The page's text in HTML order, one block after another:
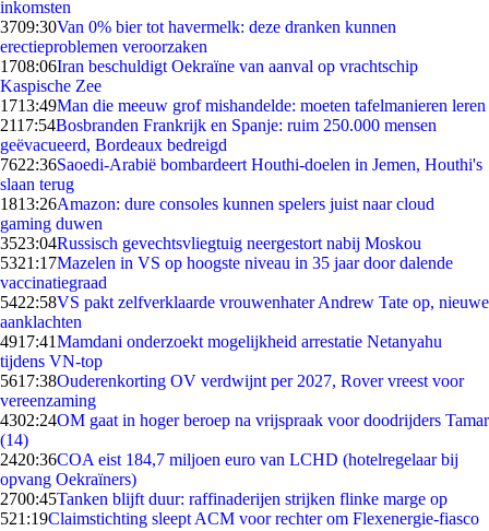
inkomsten
3709:30Van 0% bier tot havermelk: deze dranken kunnen
erectieproblemen veroorzaken
1708:06Iran beschuldigt Oekraïne van aanval op vrachtschip
Kaspische Zee
1713:49Man die meeuw grof mishandelde: moeten tafelmanieren leren
2117:54Bosbranden Frankrijk en Spanje: ruim 250.000 mensen
geëvacueerd, Bordeaux bedreigd
7622:36Saoedi-Arabië bombardeert Houthi-doelen in Jemen, Houthi's
slaan terug
1813:26Amazon: dure consoles kunnen spelers juist naar cloud
gaming duwen
3523:04Russisch gevechtsvliegtuig neergestort nabij Moskou
5321:17Mazelen in VS op hoogste niveau in 35 jaar door dalende
vaccinatiegraad
5422:58VS pakt zelfverklaarde vrouwenhater Andrew Tate op, nieuwe
aanklachten
4917:41Mamdani onderzoekt mogelijkheid arrestatie Netanyahu
tijdens VN-top
5617:38Ouderenkorting OV verdwijnt per 2027, Rover vreest voor
vereenzaming
4302:24OM gaat in hoger beroep na vrijspraak voor doodrijders Tamar
(14)
2420:36COA eist 184,7 miljoen euro van LCHD (hotelregelaar bij
opvang Oekraïners)
2700:45Tanken blijft duur: raffinaderijen strijken flinke marge op
521:19Claimstichting sleept ACM voor rechter om Flexenergie-fiasco